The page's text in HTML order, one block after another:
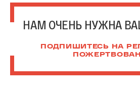
НАМ ОЧЕНЬ НУЖНА
ПОДПИШИТЕСЬ НА